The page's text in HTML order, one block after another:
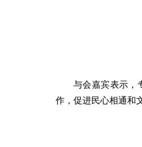
与会嘉宾表示，
作，促进民心相通和